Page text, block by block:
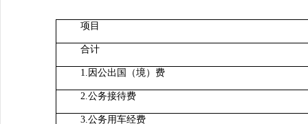
项目
合计
1.因公出国（境）费
2.公务接待费
3.公务用车经费